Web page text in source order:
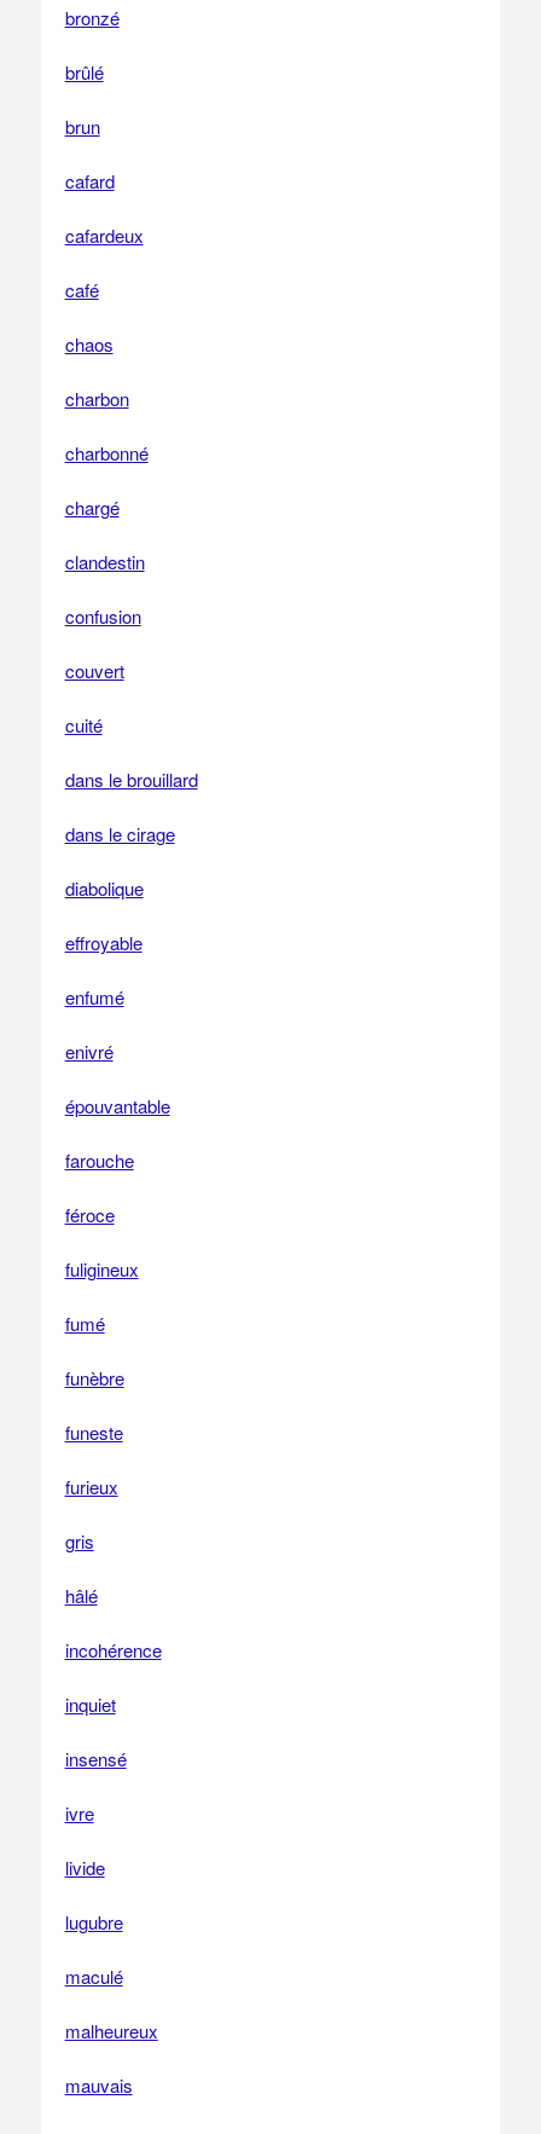
bronzé
brûlé
brun
cafard
cafardeux
café
chaos
charbon
charbonné
chargé
clandestin
confusion
couvert
cuité
dans le brouillard
dans le cirage
diabolique
effroyable
enfumé
enivré
épouvantable
farouche
féroce
fuligineux
fumé
funèbre
funeste
furieux
gris
hâlé
incohérence
inquiet
insensé
ivre
livide
lugubre
maculé
malheureux
mauvais